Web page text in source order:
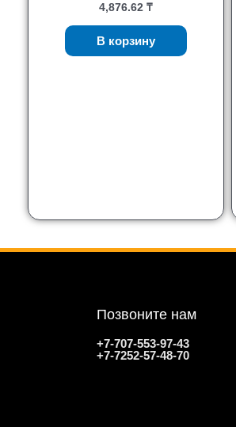
4,876.62₸
В корзину
Позвоните нам
+7-707-553-97-43
+7-7252-57-48-70